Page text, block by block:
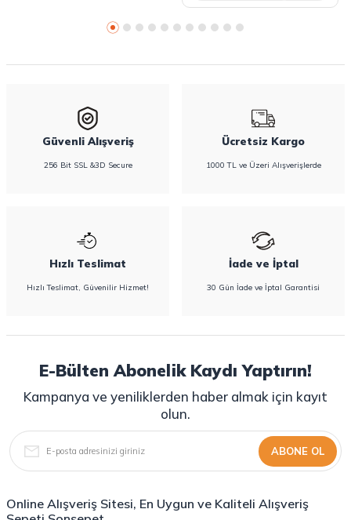
Güvenli Alışveriş
256 Bit SSL &3D Secure
Ücretsiz Kargo
1000 TL ve Üzeri Alışverişlerde
Hızlı Teslimat
Hızlı Teslimat, Güvenilir Hizmet!
İade ve İptal
30 Gün İade ve İptal Garantisi
E-Bülten Abonelik Kaydı Yaptırın!
Kampanya ve yeniliklerden haber almak için kayıt
olun.
ABONE OL
Online Alışveriş Sitesi, En Uygun ve Kaliteli Alışveriş